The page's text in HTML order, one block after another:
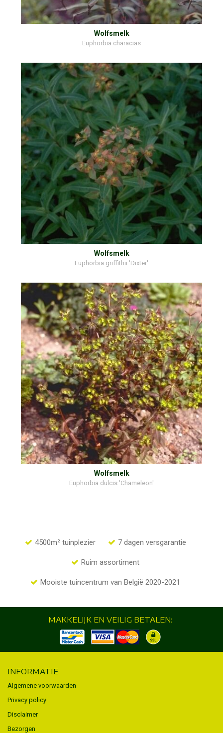
Wolfsmelk
Euphorbia characias
Wolfsmelk
Euphorbia griffithii 'Dixter'
Wolfsmelk
Euphorbia dulcis 'Chameleon'
4500m² tuinplezier 7 dagen versgarantie
Ruim assortiment
Mooiste tuincentrum van België 2020-2021
MAKKELIJK EN VEILIG BETALEN:
INFORMATIE
Algemene voorwaarden
Privacy policy
Disclaimer
Bezorgen